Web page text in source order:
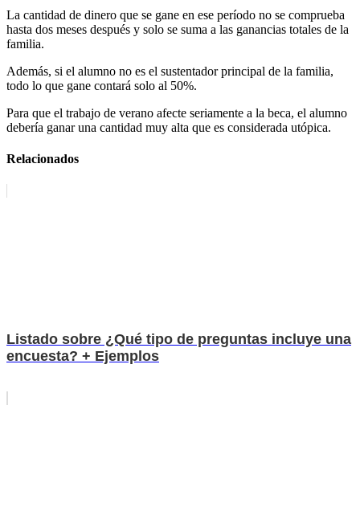
La cantidad de dinero que se gane en ese período no se comprueba
hasta dos meses después y solo se suma a las ganancias totales de la
familia.
Además, si el alumno no es el sustentador principal de la familia,
todo lo que gane contará solo al 50%.
Para que el trabajo de verano afecte seriamente a la beca, el alumno
debería ganar una cantidad muy alta que es considerada utópica.
Relacionados
Listado sobre ¿Qué tipo de preguntas incluye una
encuesta? + Ejemplos